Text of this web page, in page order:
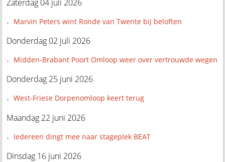
Zaterdag 04 juli 2026
Marvin Peters wint Ronde van Twente bij beloften
Donderdag 02 juli 2026
Midden-Brabant Poort Omloop weer over vertrouwde wegen
Donderdag 25 juni 2026
West-Friese Dorpenomloop keert terug
Maandag 22 juni 2026
Iedereen dingt mee naar stageplek BEAT
Dinsdag 16 juni 2026